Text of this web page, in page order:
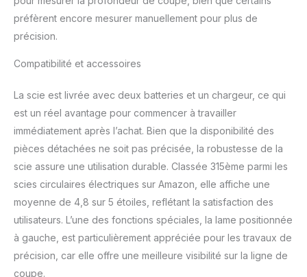
préfèrent encore mesurer manuellement pour plus de
précision.
Compatibilité et accessoires
La scie est livrée avec deux batteries et un chargeur, ce qui
est un réel avantage pour commencer à travailler
immédiatement après l’achat. Bien que la disponibilité des
pièces détachées ne soit pas précisée, la robustesse de la
scie assure une utilisation durable. Classée 315ème parmi les
scies circulaires électriques sur Amazon, elle affiche une
moyenne de 4,8 sur 5 étoiles, reflétant la satisfaction des
utilisateurs. L’une des fonctions spéciales, la lame positionnée
à gauche, est particulièrement appréciée pour les travaux de
précision, car elle offre une meilleure visibilité sur la ligne de
coupe.